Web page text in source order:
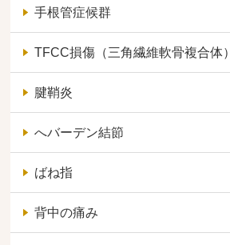
手根管症候群
TFCC損傷（三角繊維軟骨複合体）
腱鞘炎
へバーデン結節
ばね指
背中の痛み